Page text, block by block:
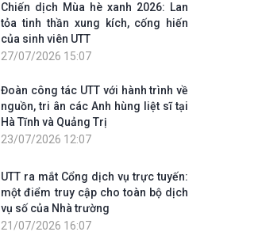
Chiến dịch Mùa hè xanh 2026: Lan
tỏa tinh thần xung kích, cống hiến
của sinh viên UTT
27/07/2026 15:07
Đoàn công tác UTT với hành trình về
nguồn, tri ân các Anh hùng liệt sĩ tại
Hà Tĩnh và Quảng Trị
23/07/2026 12:07
UTT ra mắt Cổng dịch vụ trực tuyến:
một điểm truy cập cho toàn bộ dịch
vụ số của Nhà trường
21/07/2026 16:07